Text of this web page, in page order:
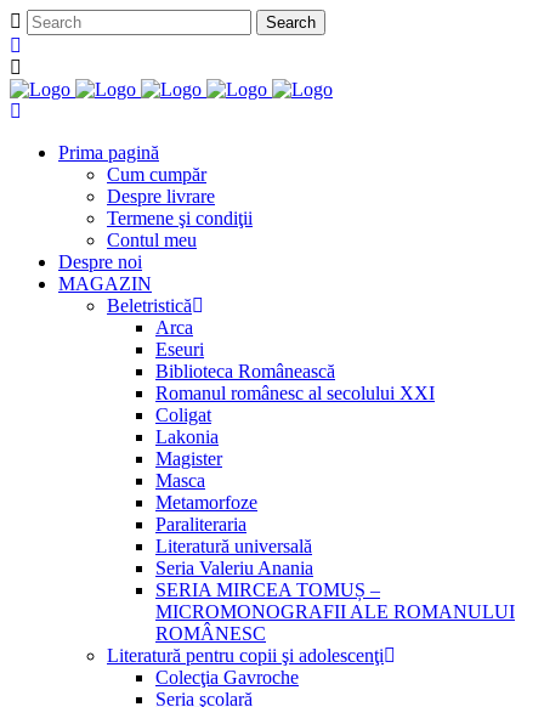
Prima pagină
Cum cumpăr
Despre livrare
Termene şi condiţii
Contul meu
Despre noi
MAGAZIN
Beletristică
Arca
Eseuri
Biblioteca Românească
Romanul românesc al secolului XXI
Coligat
Lakonia
Magister
Masca
Metamorfoze
Paraliteraria
Literatură universală
Seria Valeriu Anania
SERIA MIRCEA TOMUȘ –
MICROMONOGRAFII ALE ROMANULUI
ROMÂNESC
Literatură pentru copii şi adolescenţi
Colecţia Gavroche
Seria şcolară